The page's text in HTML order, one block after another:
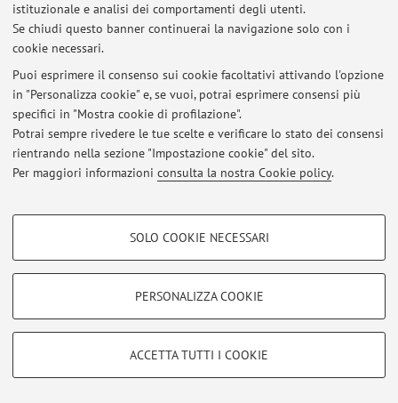
istituzionale e analisi dei comportamenti degli utenti.
Se chiudi questo banner continuerai la navigazione solo con i
cookie necessari.
Puoi esprimere il consenso sui cookie facoltativi attivando l'opzione
in "Personalizza cookie" e, se vuoi, potrai esprimere consensi più
specifici in "Mostra cookie di profilazione".
Potrai sempre rivedere le tue scelte e verificare lo stato dei consensi
rientrando nella sezione "Impostazione cookie" del sito.
Per maggiori informazioni consulta la nostra Cookie policy.
COOKIE DI PROFILAZIONE - FACOLTATIVI
COOKIE TECNICI - NECESSARI
Si tratta di cookie tecnici utilizzati, a titolo esemplificativo, per il corretto
SOLO COOKIE NECESSARI
PERSONALIZZA COOKIE
ACCETTA TUTTI I COOKIE
© 2026 - ALMA MATER STUDIORUM - Università di Bologna - Via
Zamboni, 33 - 40126 Bologna - Partita IVA: 01131710376
Privacy| Note legali |Impostazioni Cookie